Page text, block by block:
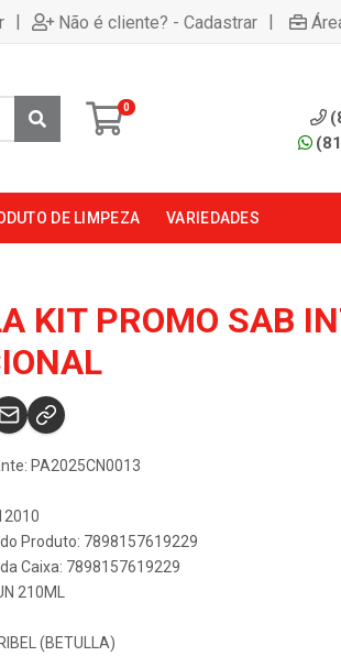
| Não é cliente? - Cadastrar |
0
DE LIMPEZA VARIEDADES
KIT PROMO SAB
PA2025CN0013
Produto: 7898157619229
Caixa: 7898157619229
210ML
(BETULLA)